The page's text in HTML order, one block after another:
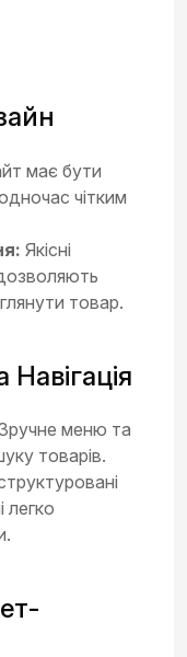
має бути
чітким
Якісні
товар.
Навігація
меню та
товарів.
легко